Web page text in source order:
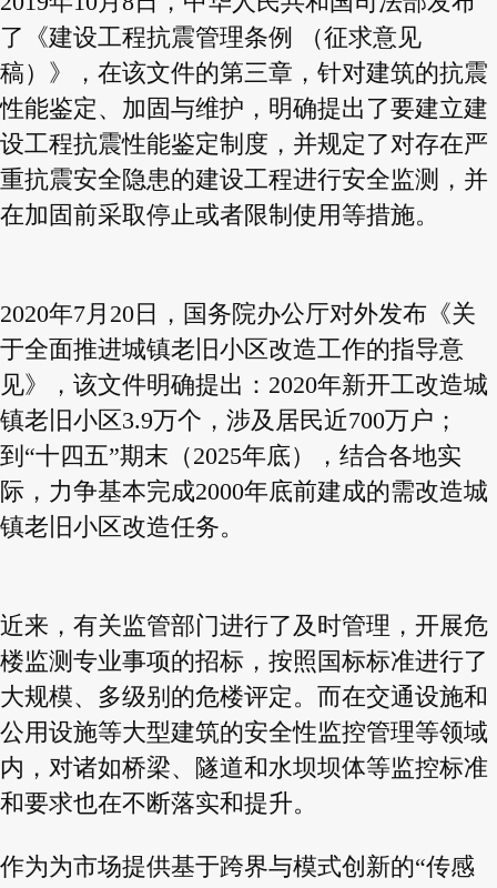
了《建设工程抗震管理条例 （征求意见
稿）》，在该文件的第三章，针对建筑的抗震
性能鉴定、加固与维护，明确提出了要建立建
设工程抗震性能鉴定制度，并规定了对存在严
重抗震安全隐患的建设工程进行安全监测，并
在加固前采取停止或者限制使用等措施。
2020年7月20日，国务院办公厅对外发布《关
于全面推进城镇老旧小区改造工作的指导意
见》，该文件明确提出：2020年新开工改造城
镇老旧小区3.9万个，涉及居民近700万户；
到“十四五”期末（2025年底），结合各地实
际，力争基本完成2000年底前建成的需改造城
镇老旧小区改造任务。
近来，有关监管部门进行了及时管理，开展危
楼监测专业事项的招标，按照国标标准进行了
大规模、多级别的危楼评定。而在交通设施和
公用设施等大型建筑的安全性监控管理等领域
内，对诸如桥梁、隧道和水坝坝体等监控标准
和要求也在不断落实和提升。
作为为市场提供基于跨界与模式创新的“传感